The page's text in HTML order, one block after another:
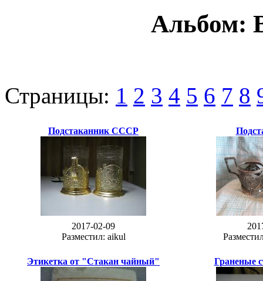
Альбом:
Страницы: 1 2 3 4 5 6 7 8
Подстаканник СССР
2017-02-09
Разместил: aikul
Этикетка от "Стакан чайный" Граненые